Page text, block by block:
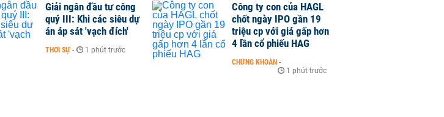
Giải ngân đầu tư công
quý III: Khi các siêu dự
án áp sát 'vạch đích'
THỜI SỰ - 1 phút trước
Công ty con của HAGL
chốt ngày IPO gần 19
triệu cp với giá gấp hơn
4 lần cổ phiếu HAG
CHỨNG KHOÁN -
1 phút trước